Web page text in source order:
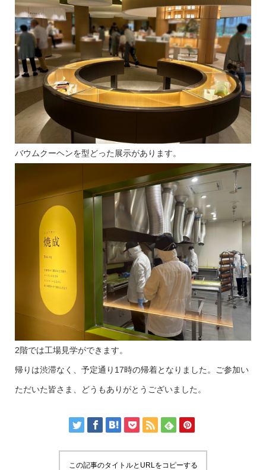
バウムクーヘンを型どった展示があります。
2階では工場見学ができます。
帰りは渋滞なく、予定通り17時の帰着となりました。ご参加い
ただいた皆さま、どうもありがとうございました。
この記事のタイトルとURLをコピーする